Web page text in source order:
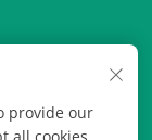
provide our